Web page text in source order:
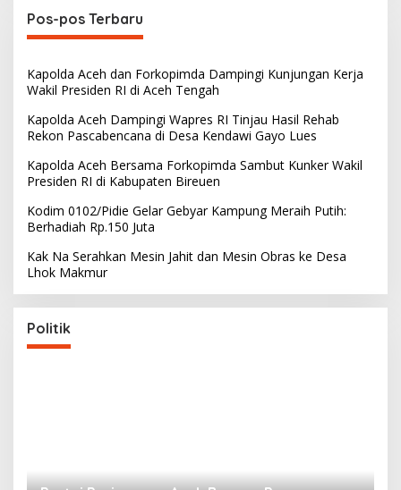
Pos-pos Terbaru
Kapolda Aceh dan Forkopimda Dampingi Kunjungan Kerja
Wakil Presiden RI di Aceh Tengah
Kapolda Aceh Dampingi Wapres RI Tinjau Hasil Rehab
Rekon Pascabencana di Desa Kendawi Gayo Lues
Kapolda Aceh Bersama Forkopimda Sambut Kunker Wakil
Presiden RI di Kabupaten Bireuen
Kodim 0102/Pidie Gelar Gebyar Kampung Meraih Putih:
Berhadiah Rp.150 Juta
Kak Na Serahkan Mesin Jahit dan Mesin Obras ke Desa
Lhok Makmur
Politik